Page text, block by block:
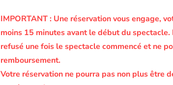
IMPORTANT : Une réservation vous engage,
moins 15 minutes avant le début du spectacle.
refusé une fois le spectacle commencé et ne
remboursement.
Votre réservation ne pourra pas non plus être